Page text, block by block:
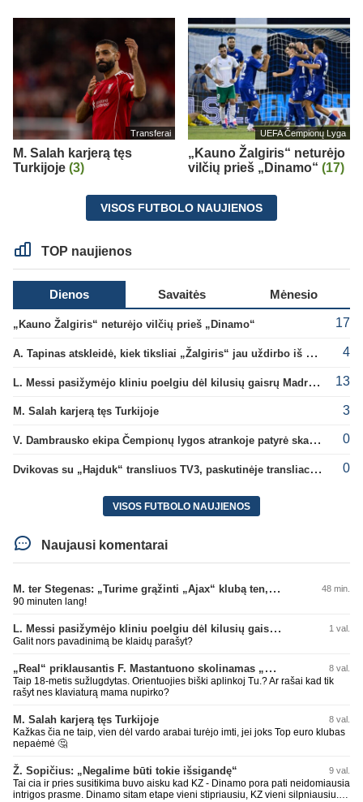
Transferai
M. Salah karjerą tęs
Turkijoje (3)
UEFA Čempionų Lyga
„Kauno Žalgiris“ neturėjo
vilčių prieš „Dinamo“ (17)
VISOS FUTBOLO NAUJIENOS
TOP naujienos
Dienos Savaitės Mėnesio
„Kauno Žalgiris“ neturėjo vilčių prieš „Dinamo“ 17
A. Tapinas atskleidė, kiek tiksliai „Žalgiris“ jau uždirbo iš UEFA premijų 4
L. Messi pasižymėjo kliniu poelgiu dėl kilusių gaisrų Madride 13
M. Salah karjerą tęs Turkijoje 3
V. Dambrausko ekipa Čempionų lygos atrankoje patyrė skaudžią nesėkmę 0
Dvikovas su „Hajduk“ transliuos TV3, paskutinėje transliacijoje – nauji rekordai 0
VISOS FUTBOLO NAUJIENOS
Naujausi komentarai
M. ter Stegenas: „Turime grąžinti „Ajax“ klubą ten, kur jam priklauso“ 48 min.
90 minuten lang!
L. Messi pasižymėjo kliniu poelgiu dėl kilusių gaisrų Madride 1 val.
Galit nors pavadinimą be klaidų parašyt?
„Real“ priklausantis F. Mastantuono skolinamas „Fiorentina“ ekipai 8 val.
Taip 18-metis sužlugdytas. Orientuojies biški aplinkoj Tu.? Ar rašai kad tik
rašyt nes klaviaturą mama nupirko?
M. Salah karjerą tęs Turkijoje 8 val.
Kažkas čia ne taip, vien dėl vardo arabai turėjo imti, jei joks Top euro klubas
nepaėmė 🤔
Ž. Sopičius: „Negalime būti tokie išsigandę“ 9 val.
Tai cia ir pries susitikima buvo aisku kad KZ - Dinamo pora pati neidomiausia
intrigos prasme. Dinamo sitam etape vieni stipriausiu, KZ vieni silpniausiu.